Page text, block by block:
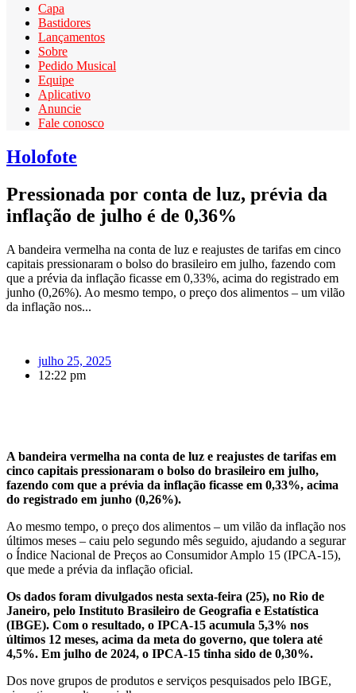
Capa
Bastidores
Lançamentos
Sobre
Pedido Musical
Equipe
Aplicativo
Anuncie
Fale conosco
Holofote
Pressionada por conta de luz, prévia da
inflação de julho é de 0,36%
A bandeira vermelha na conta de luz e reajustes de tarifas em cinco
capitais pressionaram o bolso do brasileiro em julho, fazendo com
que a prévia da inflação ficasse em 0,33%, acima do registrado em
junho (0,26%). Ao mesmo tempo, o preço dos alimentos – um vilão
da inflação nos...
julho 25, 2025
12:22 pm
A bandeira vermelha na conta de luz e reajustes de tarifas em
cinco capitais pressionaram o bolso do brasileiro em julho,
fazendo com que a prévia da inflação ficasse em 0,33%, acima
do registrado em junho (0,26%).
Ao mesmo tempo, o preço dos alimentos – um vilão da inflação nos
últimos meses – caiu pelo segundo mês seguido, ajudando a segurar
o Índice Nacional de Preços ao Consumidor Amplo 15 (IPCA-15),
que mede a prévia da inflação oficial.
Os dados foram divulgados nesta sexta-feira (25), no Rio de
Janeiro, pelo Instituto Brasileiro de Geografia e Estatística
(IBGE). Com o resultado, o IPCA-15 acumula 5,3% nos
últimos 12 meses, acima da meta do governo, que tolera até
4,5%. Em julho de 2024, o IPCA-15 tinha sido de 0,30%.
Dos nove grupos de produtos e serviços pesquisados pelo IBGE,